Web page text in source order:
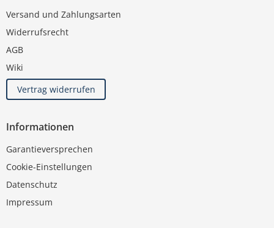
Versand und Zahlungsarten
Widerrufsrecht
AGB
Wiki
Vertrag widerrufen
Informationen
Garantieversprechen
Cookie-Einstellungen
Datenschutz
Impressum